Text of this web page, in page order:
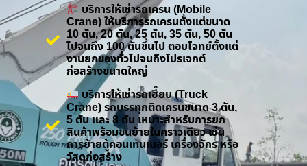
บริการให้เช่ารถเครน (Mobile
Crane) ให้บริการรถเครนตั้งแต่ขนาด
10 ตัน, 20 ตัน, 25 ตัน, 35 ตัน, 50 ตัน
ไปจนถึง 100 ตันขึ้นไป ตอบโจทย์ตั้งแต่
งานยกของทั่วไปจนถึงโปรเจกต์
ก่อสร้างขนาดใหญ่
บริการให้เช่ารถเฮี๊ยบ (Truck
Crane) รถบรรทุกติดเครนขนาด 3 ตัน,
5 ตัน และ 8 ตัน เหมาะสำหรับการยก
สินค้าพร้อมขนย้ายในคราวเดียว เช่น
การย้ายตู้คอนเทนเนอร์ เครื่องจักร หรือ
วัสดุก่อสร้าง